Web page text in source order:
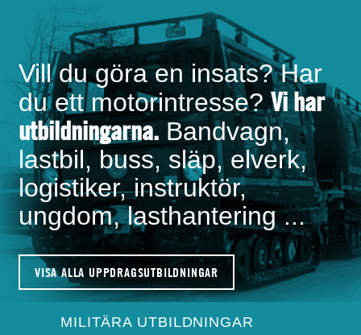
Vill du göra en insats? Har
du ett motorintresse?Vi har
utbildningarna.Bandvagn,
lastbil, buss, släp, elverk,
logistiker, instruktör,
ungdom, lasthantering ...
VISA ALLA UPPDRAGSUTBILDNINGAR
MILITÄRA UTBILDNINGAR